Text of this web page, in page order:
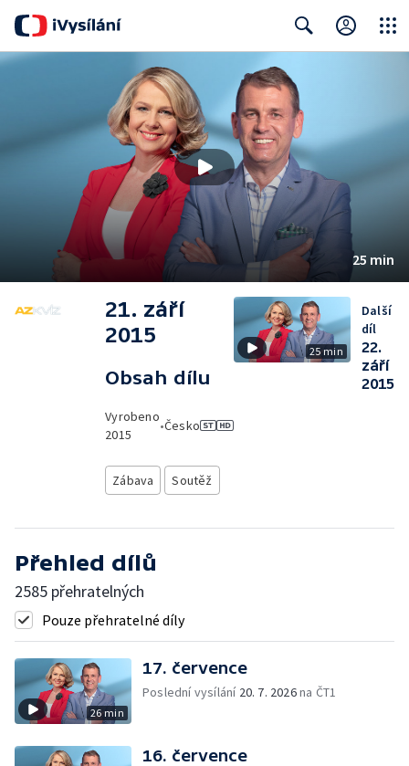
25 min
21. září
2015
Obsah dílu
Vyrobeno
2015
•Česko
Zábava Soutěž
25 min
Další
díl
22.
září
2015
Přehled dílů
2585 přehratelných
Pouze přehratelné díly
26 min
17. července
Poslední vysílání 20. 7. 2026na ČT1
16. července